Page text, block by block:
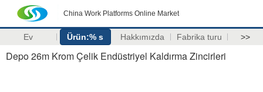
China Work Platforms Online Market
Ev Ürün:% s Hakkımızda Fabrika turu >>
Depo 26m Krom Çelik Endüstriyel Kaldırma Zincirleri